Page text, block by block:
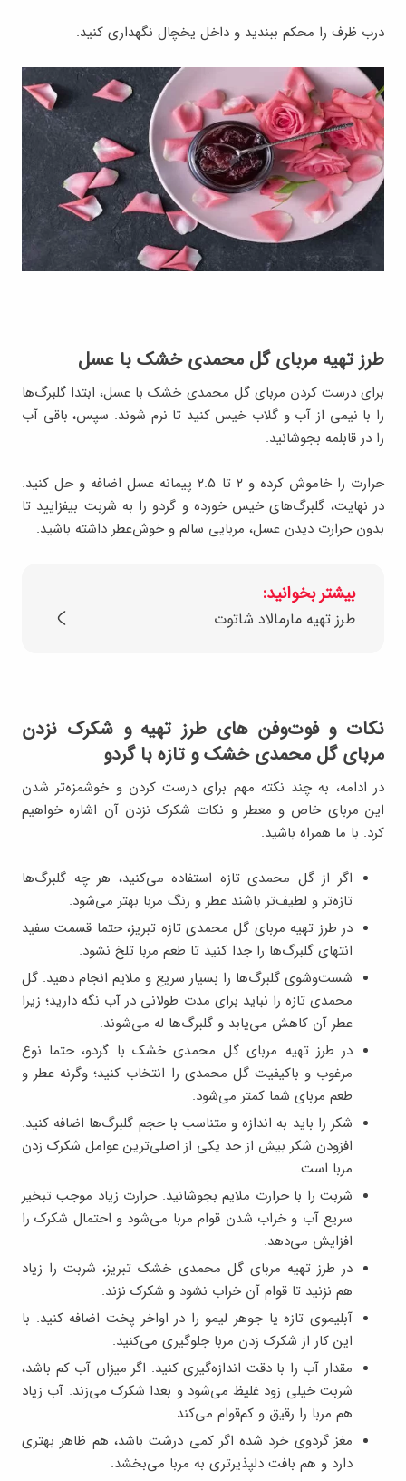
درب ظرف را محکم ببندید و داخل یخچال نگهداری کنید.
طرز تهیه مربای گل محمدی خشک با عسل
برای درست کردن مربای گل محمدی خشک با عسل، ابتدا گلبرگ‌ها
را با نیمی از آب و گلاب خیس کنید تا نرم شوند. سپس، باقی آب
را در قابلمه بجوشانید.
حرارت را خاموش کرده و ۲ تا ۲.۵ پیمانه عسل اضافه و حل کنید.
در نهایت، گلبرگ‌های خیس خورده و گردو را به شربت بیفزایید تا
بدون حرارت دیدن عسل، مربایی سالم و خوش‌عطر داشته باشید.
بیشتر بخوانید:
طرز تهیه مارمالاد شاتوت
نکات و فوت‌وفن های طرز تهیه و شکرک نزدن
مربای گل محمدی خشک و تازه با گردو
در ادامه، به چند نکته مهم برای درست کردن و خوشمزه‌تر شدن
این مربای خاص و معطر و نکات شکرک نزدن آن اشاره خواهیم
کرد. با ما همراه باشید.
اگر از گل محمدی تازه استفاده می‌کنید، هر چه گلبرگ‌ها
تازه‌تر و لطیف‌تر باشند عطر و رنگ مربا بهتر می‌شود.
در طرز تهیه مربای گل محمدی تازه تبریز، حتما قسمت سفید
انتهای گلبرگ‌ها را جدا کنید تا طعم مربا تلخ نشود.
شست‌وشوی گلبرگ‌ها را بسیار سریع و ملایم انجام دهید. گل
محمدی تازه را نباید برای مدت طولانی در آب نگه دارید؛ زیرا
عطر آن کاهش می‌یابد و گلبرگ‌ها له می‌شوند.
در طرز تهیه مربای گل محمدی خشک با گردو، حتما نوع
مرغوب و باکیفیت گل محمدی را انتخاب کنید؛ وگرنه عطر و
طعم مربای شما کمتر می‌شود.
شکر را باید به اندازه و متناسب با حجم گلبرگ‌ها اضافه کنید.
افزودن شکر بیش از حد یکی از اصلی‌ترین عوامل شکرک زدن
مربا است.
شربت را با حرارت ملایم بجوشانید. حرارت زیاد موجب تبخیر
سریع آب و خراب شدن قوام مربا می‌شود و احتمال شکرک را
افزایش می‌دهد.
در طرز تهیه مربای گل محمدی خشک تبریز، شربت را زیاد
هم نزنید تا قوام آن خراب نشود و شکرک نزند.
آبلیموی تازه یا جوهر لیمو را در اواخر پخت اضافه کنید. با
این کار از شکرک زدن مربا جلوگیری می‌کنید.
مقدار آب را با دقت اندازه‌گیری کنید. اگر میزان آب کم باشد،
شربت خیلی زود غلیظ می‌شود و بعدا شکرک می‌زند. آب زیاد
هم مربا را رقیق و کم‌قوام می‌کند.
مغز گردوی خرد شده اگر کمی درشت باشد، هم ظاهر بهتری
دارد و هم بافت دلپذیرتری به مربا می‌بخشد.